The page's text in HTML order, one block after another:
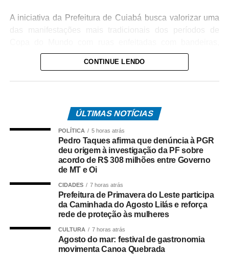
A iniciativa da Prefeitura de Cuiabá busca valorizar uma
das manifestações mais tradicionais dos períodos de
pinturas e adereços nas cores verde e amarela. Além
disso, o projeto incentiva a integração entre vizinhos e
fortalece o espírito comunitário nos bairros da capital.
nessa quarta-feira. Na oportunidade, o prefeito convidou
a população a participar enviando vídeos das decorações
por meio do perfil oficial da Prefeitura de Cuiabá no
Instagram, @cuiabaprefeitura.
Para participar, os moradores devem enviar um vídeo
mostrando a decoração da rua até quinta-feira (11), às
23h59. Todos os vídeos participantes serão publicados
nos stories da Prefeitura a partir das 0h de sexta-feira
será encerrada às 16h de sexta-feira (12). O vídeo com o
maior número de curtidas nos stories da Prefeitura será
CONTINUE LENDO
ÚLTIMAS NOTÍCIAS
POLÍTICA 5 horas atrás
Pedro Taques afirma que denúncia à PGR
deu origem à investigação da PF sobre
acordo de R$ 308 milhões entre Governo
de MT e Oi
CIDADES 7 horas atrás
Prefeitura de Primavera do Leste participa
da Caminhada do Agosto Lilás e reforça
rede de proteção às mulheres
CULTURA 7 horas atrás
Agosto do mar: festival de gastronomia
movimenta Canoa Quebrada